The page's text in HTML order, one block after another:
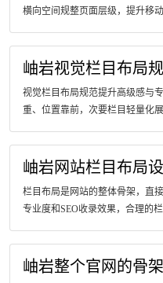
横向空间规整页面层级，提升移
岫岩视觉栏目布局
视觉栏目布局规范提升高级感与
重、位置靠前，次要栏目轻量化
岫岩网站栏目布局
栏目布局是网站的整体骨架，直
专业度和SEO收录效果，合理的
岫岩整个官网的骨